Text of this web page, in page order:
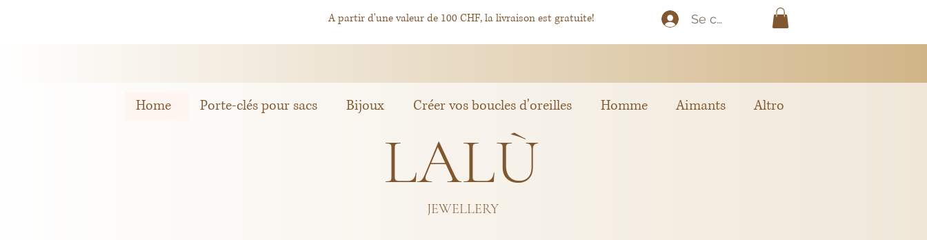
A partir d'une valeur de 100 CHF, la livraison est gratuite! Se connecter
Home Porte-clés pour sacs Bijoux Créer vos boucles d'oreilles Homme Aimants Altro
LALÙ
JEWELLERY